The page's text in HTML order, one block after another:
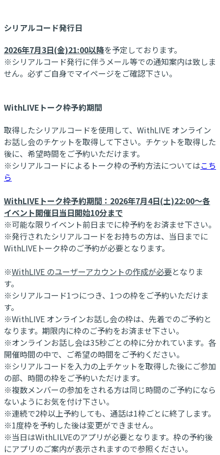
シリアルコード発行日
2026年7月3日(金)21:00以降を予定しております。
※シリアルコード発行に伴うメール等での通知案内は致しま
せん。必ずご自身でマイページをご確認下さい。
WithLIVEトーク枠予約期間
取得したシリアルコードを使用して、WithLIVE オンライン
お話し会のチケットを取得して下さい。チケットを取得した
後に、希望時間をご予約いただけます。
※シリアルコードによるトーク枠の予約方法についてはこち
ら
WithLIVEトーク枠予約期間：2026年7月4日(土)22:00～各
イベント開催日当日開始10分まで
※可能な限りイベント前日までに枠予約をお済ませ下さい。
※発行されたシリアルコードをお持ちの方は、当日までに
WithLIVEトーク枠のご予約が必要となります。
※WithLIVE のユーザーアカウントの作成が必要となりま
す。
※シリアルコード1つにつき、1つの枠をご予約いただけま
す。
※WithLIVE オンラインお話し会の枠は、先着でのご予約と
なります。期限内に枠のご予約をお済ませ下さい。
※オンラインお話し会は35秒ごとの枠に分かれています。各
開催時間の中で、ご希望の時間をご予約ください。
※シリアルコードを入力の上チケットを取得した後にご参加
の部、時間の枠をご予約いただけます。
※複数メンバーの参加をされる方は同じ時間のご予約になら
ないようにお気を付け下さい。
※連続で2枠以上予約しても、通話は1枠ごとに終了します。
※1度枠を予約した後は変更ができません。
※当日はWithLILVEのアプリが必要となります。枠の予約後
にアプリのご案内が表示されますので参照ください。